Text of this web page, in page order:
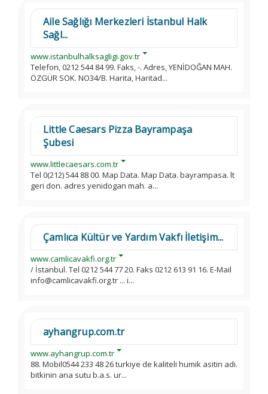
Aile Sağlığı Merkezleri İstanbul Halk
Sağl...
www.istanbulhalksagligi.gov.tr
Telefon, 0212 544 84 99. Faks, -. Adres, YENİDOĞAN MAH.
ÖZGÜR SOK. NO34/B. Harita, Haritad...
Little Caesars Pizza Bayrampaşa
Şubesi
www.littlecaesars.com.tr
Tel 0(212) 544 88 00. Map Data. Map Data. bayrampasa. lt
geri don. adres yenidogan mah. a...
Çamlıca Kültür ve Yardım Vakfı İletişim...
www.camlicavakfi.org.tr
/ İstanbul. Tel 0212 544 77 20. Faks 0212 613 91 16. E-Mail
info@camlicavakfi.org.tr ... i...
ayhangrup.com.tr
www.ayhangrup.com.tr
88. Mobil0544 233 48 26 turkiye de kaliteli humik asitin adi.
bitkinin ana sutu b.a.s. ur...